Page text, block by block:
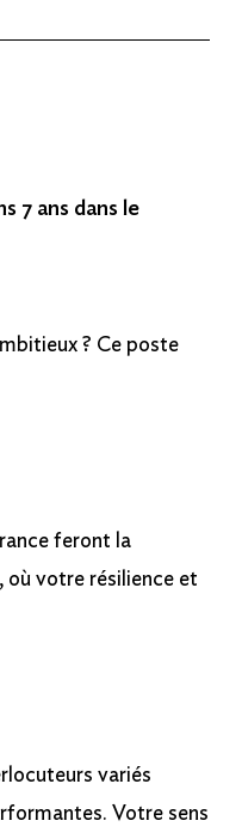
7 ans dans le
? Ce poste
feront la
où votre résilience et
variés
Votre sens